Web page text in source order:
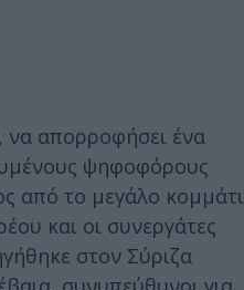
, να απορροφήσει ένα
ψηφοφόρους
από το μεγάλο κομμάτι
και οι συνεργάτες
στον Σύριζα